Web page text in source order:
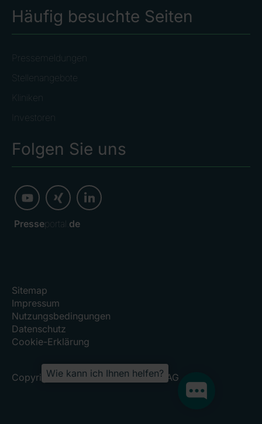
Häufig besuchte Seiten
Pressemeldungen
Stellenangebote
Kliniken
Investoren
Folgen Sie uns
Presseportal. de
Sitemap
Impressum
Nutzungsbedingungen
Datenschutz
Cookie-Erklärung
Copyright 2026, RHÖN-KLINIKUM AG
Wie kann ich Ihnen helfen?